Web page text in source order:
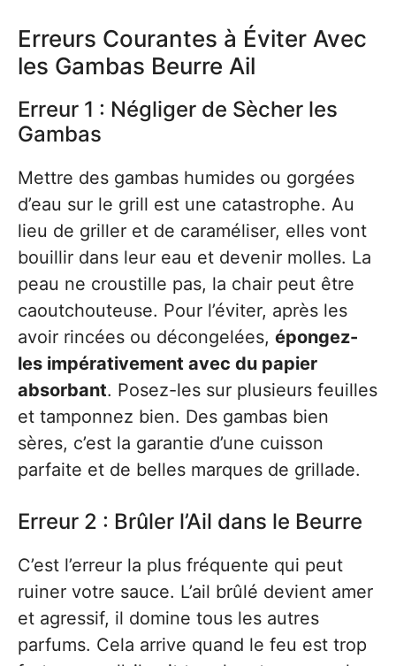
Erreurs Courantes à Éviter Avec
les Gambas Beurre Ail
Erreur 1 : Négliger de Sècher les
Gambas
Mettre des gambas humides ou gorgées
d’eau sur le grill est une catastrophe. Au
lieu de griller et de caraméliser, elles vont
bouillir dans leur eau et devenir molles. La
peau ne croustille pas, la chair peut être
caoutchouteuse. Pour l’éviter, après les
avoir rincées ou décongelées, épongez-
les impérativement avec du papier
absorbant. Posez-les sur plusieurs feuilles
et tamponnez bien. Des gambas bien
sères, c’est la garantie d’une cuisson
parfaite et de belles marques de grillade.
Erreur 2 : Brûler l’Ail dans le Beurre
C’est l’erreur la plus fréquente qui peut
ruiner votre sauce. L’ail brûlé devient amer
et agressif, il domine tous les autres
parfums. Cela arrive quand le feu est trop